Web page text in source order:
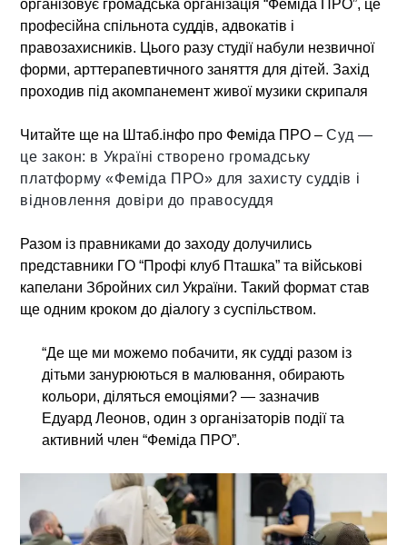
організовує громадська організація “Феміда ПРО”, це
професійна спільнота суддів, адвокатів і
правозахисників. Цього разу студії набули незвичної
форми,арттерапевтичного заняття для дітей. Захід
проходив під акомпанемент живої музики скрипаля
Читайте ще на Штаб.інфо про Феміда ПРО –Суд —
це закон: в Україні створено громадську
платформу «Феміда ПРО» для захисту суддів і
відновлення довіри до правосуддя
Разом із правниками до заходу долучились
представники ГО “Профі клуб Пташка” та військові
капелани Збройних сил України. Такий формат став
ще одним кроком до діалогу з суспільством.
“Де ще ми можемо побачити, як судді разом із
дітьми занурюються в малювання, обирають
кольори, діляться емоціями? — зазначив
Едуард Леонов, один з організаторів події та
активний член “Феміда ПРО”.